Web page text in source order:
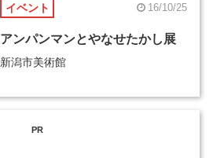
イベント 16/10/25
アンパンマンとやなせたかし展
新潟市美術館
PR